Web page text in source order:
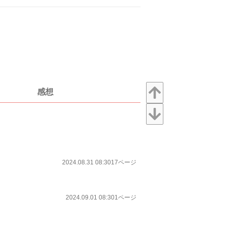
感想
2024.08.31 08:3017ページ
2024.09.01 08:301ページ